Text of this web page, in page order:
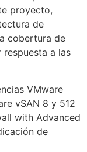
proyecto,
de
cobertura de
a las
VMware
vSAN 8 y 512
with Advanced
de